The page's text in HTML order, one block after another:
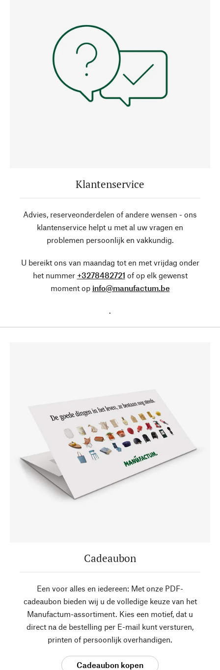
Klantenservice
Advies, reserveonderdelen of andere wensen - ons
klantenservice helpt u met al uw vragen en
problemen persoonlijk en vakkundig.
U bereikt ons van maandag tot en met vrijdag onder
het nummer +3278482721 of op elk gewenst
moment op info@manufactum.be
.
Cadeaubon
Een voor alles en iedereen: Met onze PDF-
cadeaubon bieden wij u de volledige keuze van het
Manufactum-assortiment. Kies een motief, dat u
direct na de bestelling per E-mail kunt versturen,
printen of persoonlijk overhandigen.
Cadeaubon kopen